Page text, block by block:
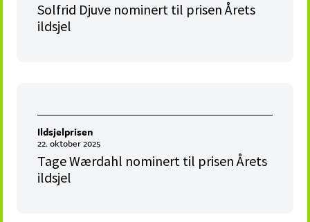
Solfrid Djuve nominert til prisen Årets
ildsjel
Ildsjelprisen
22. oktober 2025
Tage Wærdahl nominert til prisen Årets
ildsjel